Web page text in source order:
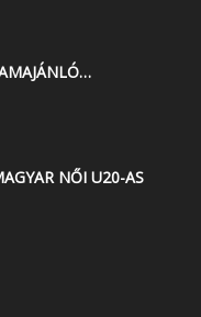
NŐI U20-AS